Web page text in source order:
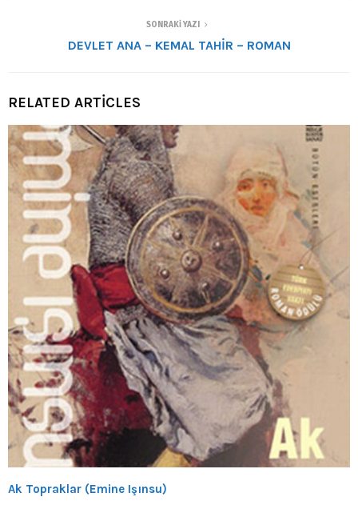
SONRAKI YAZI
DEVLET ANA – KEMAL TAHİR – ROMAN
RELATED ARTICLES
Ak Topraklar (Emine Işınsu)